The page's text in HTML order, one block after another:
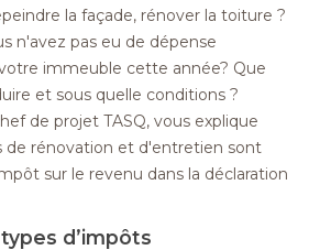
la façade, rénover la toiture ?
n'avez pas eu de dépense
immeuble cette année? Que
et sous quelle conditions ?
de projet TASQ, vous explique
de rénovation et d'entretien sont
sur le revenu dans la déclaration
d’impôts